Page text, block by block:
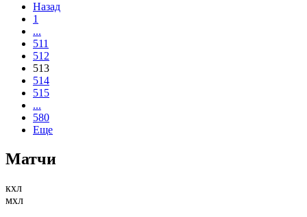
Назад
1
...
511
512
513
514
515
...
580
Еще
Матчи
кхл
мхл